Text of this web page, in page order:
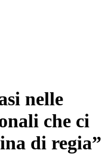
nelle
che ci
di regia”